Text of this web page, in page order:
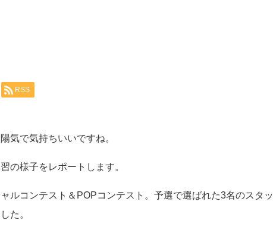
RSS
気で気持ちいいですね。
の様子をレポートします。
ルコンテスト＆POPコンテスト。予選で選ばれた3名のスタッ
た。